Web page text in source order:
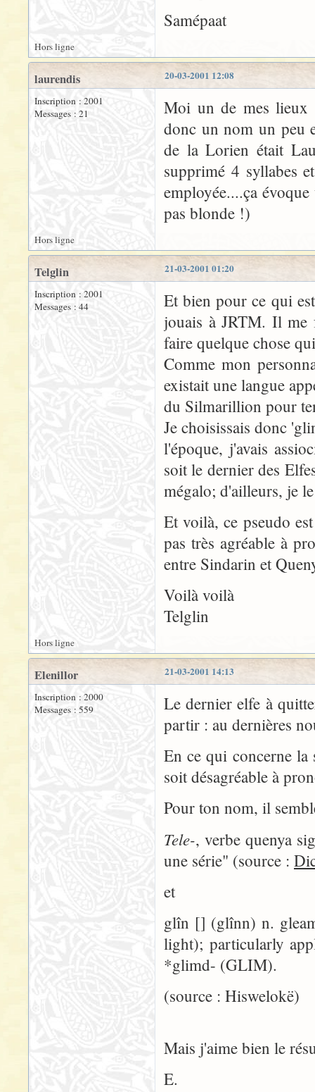
Samépaat
Hors ligne
20-03-2001 12:08
laurendis
Inscription : 2001
Messages : 21
Moi un de mes lieux
donc un nom un peu
de la Lorien était
supprimé 4 syllabes
employée....ça
pas blonde !)
Hors ligne
21-03-2001 01:20
Telglin
Inscription : 2001
Messages : 44
Et bien pour ce qui
jouais à JRTM. Il me
faire quelque chose
Comme mon
existait une langue
du Silmarillion pour
Je choisissais donc
l'époque, j'avais
soit le dernier des
mégalo; d'ailleurs, je
Et voilà, ce pseudo
pas très agréable à
entre Sindarin et
Voilà voilà
Telglin
Hors ligne
21-03-2001 14:13
Elenillor
Inscription : 2000
Messages : 559
Le dernier elfe à
partir : au dernières
En ce qui concerne
soit désagréable à
Pour ton nom, il
Tele-, verbe quenya
une série" (source :
et
glîn [] (glînn) n.
light); particularly
*glimd- (GLIM).
(source : Hiswelokë)
Mais j'aime bien le
E.